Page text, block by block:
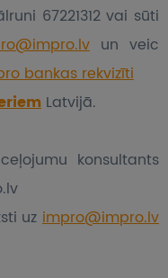
67221312 vai sūti
un veic
bankas rekvizīti
Latvijā.
konsultants
uz impro@impro.lv